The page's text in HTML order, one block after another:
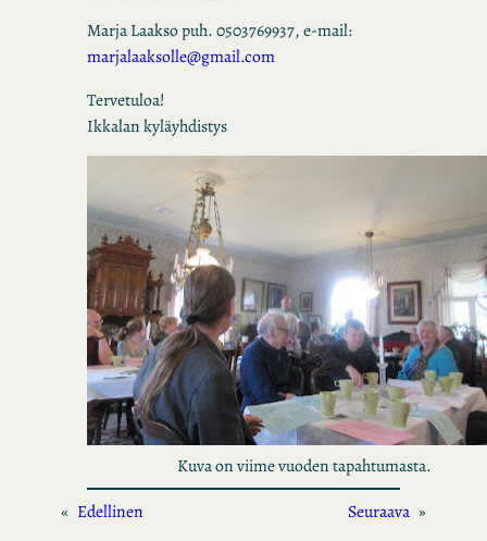
Marja Laakso puh. 0503769937, e-mail:
marjalaaksolle@gmail.com
Tervetuloa!
Ikkalan kyläyhdistys
Kuva on viime vuoden tapahtumasta.
« Edellinen Seuraava »